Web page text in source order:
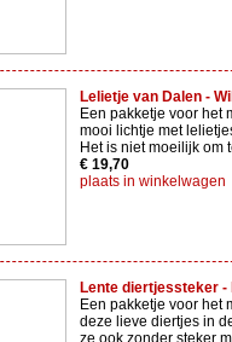
Lelietje van Dalen -
Een pakketje voor het
mooi lichtje met
Het is niet moeilijk om
€ 19,70
plaats in winkelwagen
Lente diertjessteker -
Een pakketje voor het
deze lieve diertjes in
ze ook zonder steker